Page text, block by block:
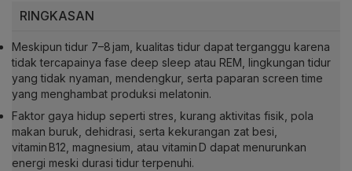
RINGKASAN
Meskipun tidur 7–8 jam, kualitas tidur dapat terganggu karena
tidak tercapainya fase deep sleep atau REM, lingkungan tidur
yang tidak nyaman, mendengkur, serta paparan screen time
yang menghambat produksi melatonin.
Faktor gaya hidup seperti stres, kurang aktivitas fisik, pola
makan buruk, dehidrasi, serta kekurangan zat besi,
vitamin B12, magnesium, atau vitamin D dapat menurunkan
energi meski durasi tidur terpenuhi.